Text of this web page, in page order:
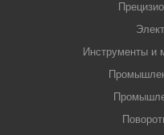
Инструменты и